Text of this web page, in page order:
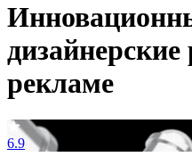
рекламе
6.9